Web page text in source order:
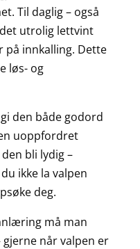
Til daglig – også
utrolig lettvint
på innkalling. Dette
løs- og
den både godord
uoppfordret
bli lydig –
ikke la valpen
deg.
må man
når valpen er